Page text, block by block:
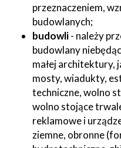
przeznaczeniem,
budowlanych;
budowli- należy
budowlany
małej architektury,
mosty, wiadukty,
techniczne, wolno
wolno stojące
reklamowe i
ziemne, obronne